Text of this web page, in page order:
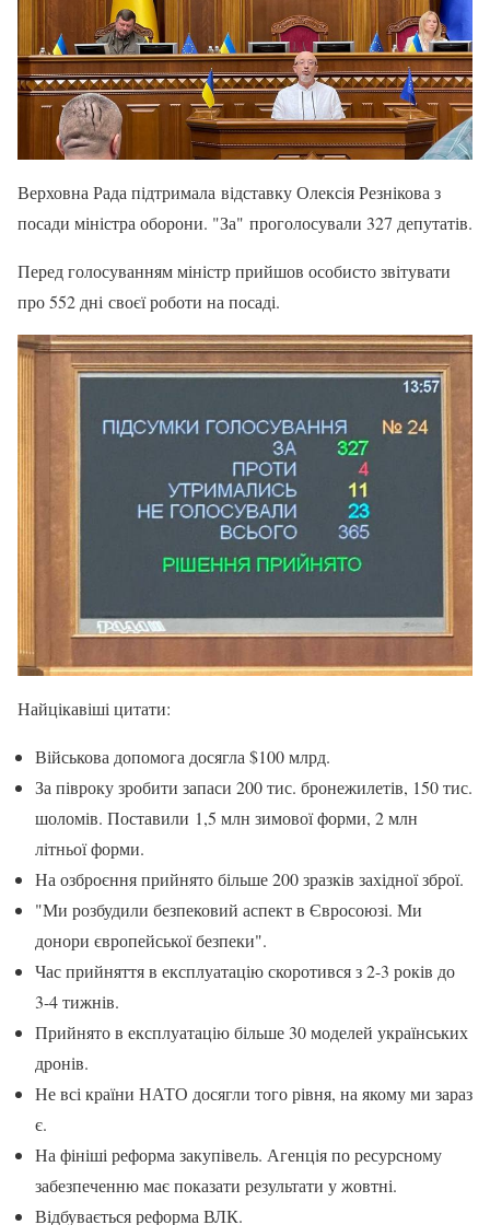
Верховна Рада підтримала відставку Олексія Резнікова з
посади міністра оборони. "За" проголосували 327 депутатів.
Перед голосуванням міністр прийшов особисто звітувати
про 552 дні своєї роботи на посаді.
Найцікавіші цитати:
Військова допомога досягла $100 млрд.
За півроку зробити запаси 200 тис. бронежилетів, 150 тис.
шоломів. Поставили 1,5 млн зимової форми, 2 млн
літньої форми.
На озброєння прийнято більше 200 зразків західної зброї.
"Ми розбудили безпековий аспект в Євросоюзі. Ми
донори європейської безпеки".
Час прийняття в експлуатацію скоротився з 2-3 років до
3-4 тижнів.
Прийнято в експлуатацію більше 30 моделей українських
дронів.
Не всі країни НАТО досягли того рівня, на якому ми зараз
є.
На фініші реформа закупівель. Агенція по ресурсному
забезпеченню має показати результати у жовтні.
Відбувається реформа ВЛК.